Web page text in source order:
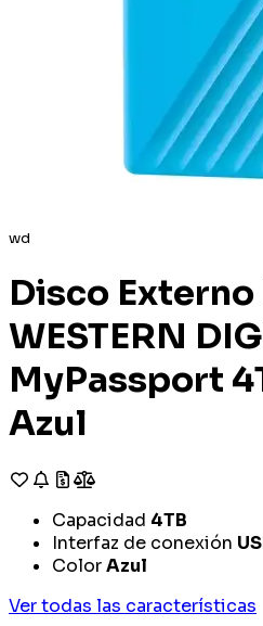
wd
Disco Externo
WESTERN
MyPassport
Azul
Capacidad 4TB
Interfaz de conexión
ColorAzul
Ver todas las características